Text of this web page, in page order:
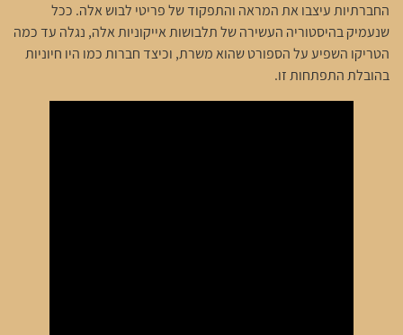
החברתיות עיצבו את המראה והתפקוד של פריטי לבוש אלה. ככל
שנעמיק בהיסטוריה העשירה של תלבושות אייקוניות אלה, נגלה עד כמה
הטריקו השפיע על הספורט שהוא משרת, וכיצד חברות כמו היו חיוניות
בהובלת התפתחות זו.